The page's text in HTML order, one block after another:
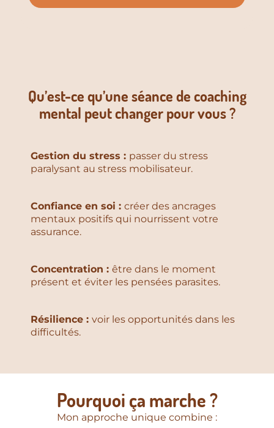
Qu’est-ce qu’une séance de coaching
mental peut changer pour vous ?
Gestion du stress : passer du stress
paralysant au stress mobilisateur.
Confiance en soi : créer des ancrages
mentaux positifs qui nourrissent votre
assurance.
Concentration : être dans le moment
présent et éviter les pensées parasites.
Résilience : voir les opportunités dans les
difficultés.
Pourquoi ça marche ?
Mon approche unique combine :